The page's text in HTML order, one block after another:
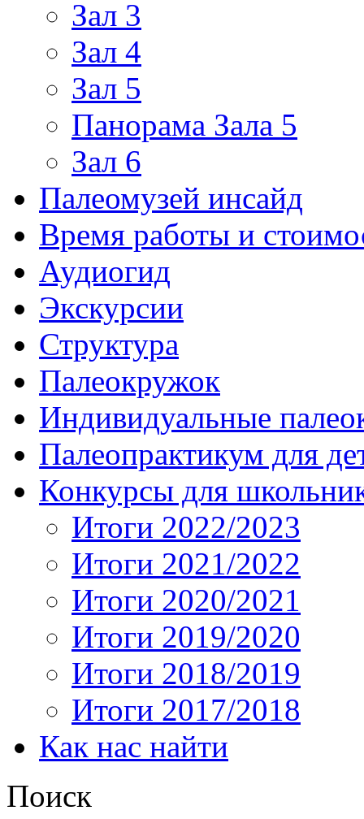
Зал 3
Зал 4
Зал 5
Панорама Зала 5
Зал 6
Палеомузей инсайд
Время работы и
Аудиогид
Экскурсии
Структура
Палеокружок
Индивидуальные
Палеопрактикум для
Конкурсы для
Итоги 2022/2023
Итоги 2021/2022
Итоги 2020/2021
Итоги 2019/2020
Итоги 2018/2019
Итоги 2017/2018
Как нас найти
Поиск